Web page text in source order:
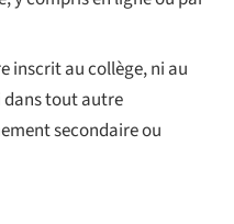
inscrit au collège, ni au
dans tout autre
secondaire ou